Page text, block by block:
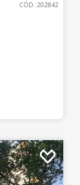
CÓD.:202842